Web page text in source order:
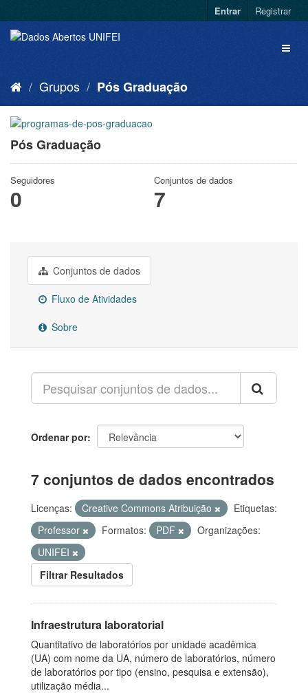
Entrar Registrar
Grupos Pós Graduação
Pós Graduação
Seguidores
0
Conjuntos de dados
7
Conjuntos de dados
Fluxo de Atividades
Sobre
Ordenar por
7 conjuntos de dados encontrados
Licenças: Creative Commons Atribuição
Etiquetas:
Professor
Formatos: PDF
Organizações:
UNIFEI
Filtrar Resultados
Infraestrutura laboratorial
Quantitativo de laboratórios por unidade acadêmica
(UA) com nome da UA, número de laboratórios, número
de laboratórios por tipo (ensino, pesquisa e extensão),
utilização média...